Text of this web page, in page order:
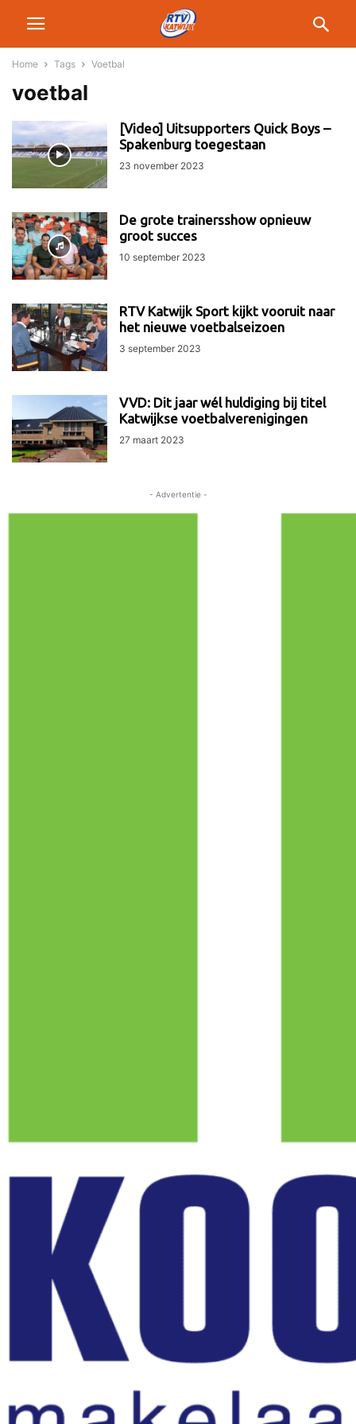
Home Tags Voetbal
voetbal
[Video] Uitsupporters Quick Boys –
Spakenburg toegestaan
23 november 2023
De grote trainersshow opnieuw
groot succes
10 september 2023
RTV Katwijk Sport kijkt vooruit naar
het nieuwe voetbalseizoen
3 september 2023
VVD: Dit jaar wél huldiging bij titel
Katwijkse voetbalverenigingen
27 maart 2023
- Advertentie -